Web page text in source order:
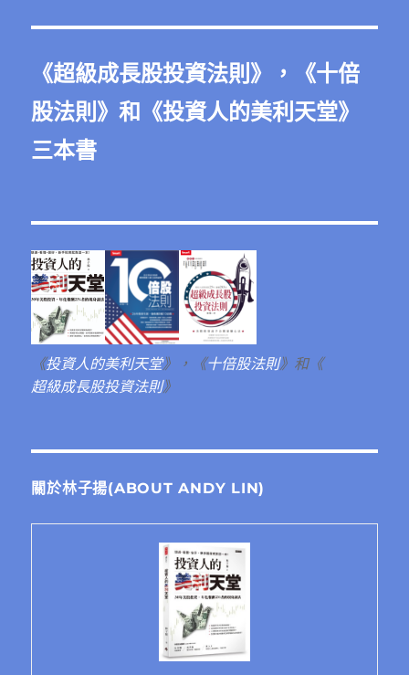
《超級成長股投資法則 》，《十倍
股法則 》和《投資人的美利天堂》
三本書
《投資人的美利天堂》，《十倍股法則》和《
超級成長股投資法則》
關於林子揚(ABOUT ANDY LIN)